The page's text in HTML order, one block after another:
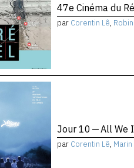
47e Cinéma du
par Corentin Lê,
Jour 10 — All We
par Corentin Lê,